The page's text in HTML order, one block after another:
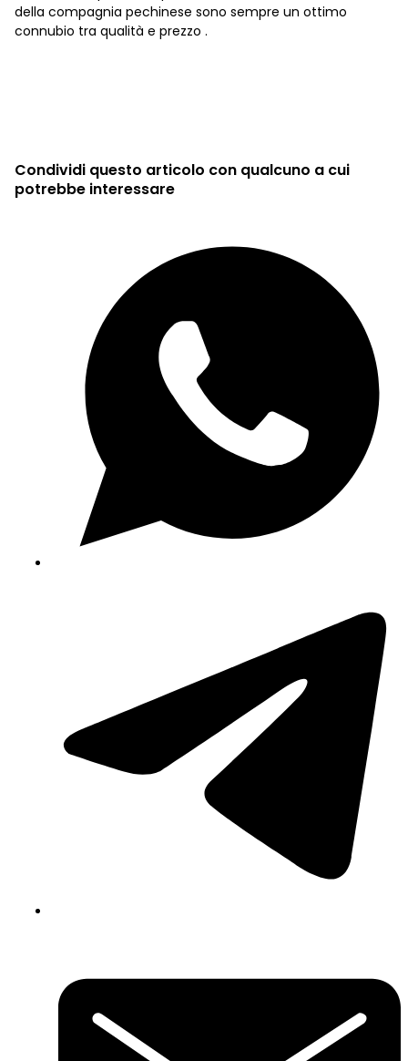
della compagnia pechinese sono sempre un ottimo
connubio tra qualità e prezzo .
Condividi questo articolo con qualcuno a cui
potrebbe interessare